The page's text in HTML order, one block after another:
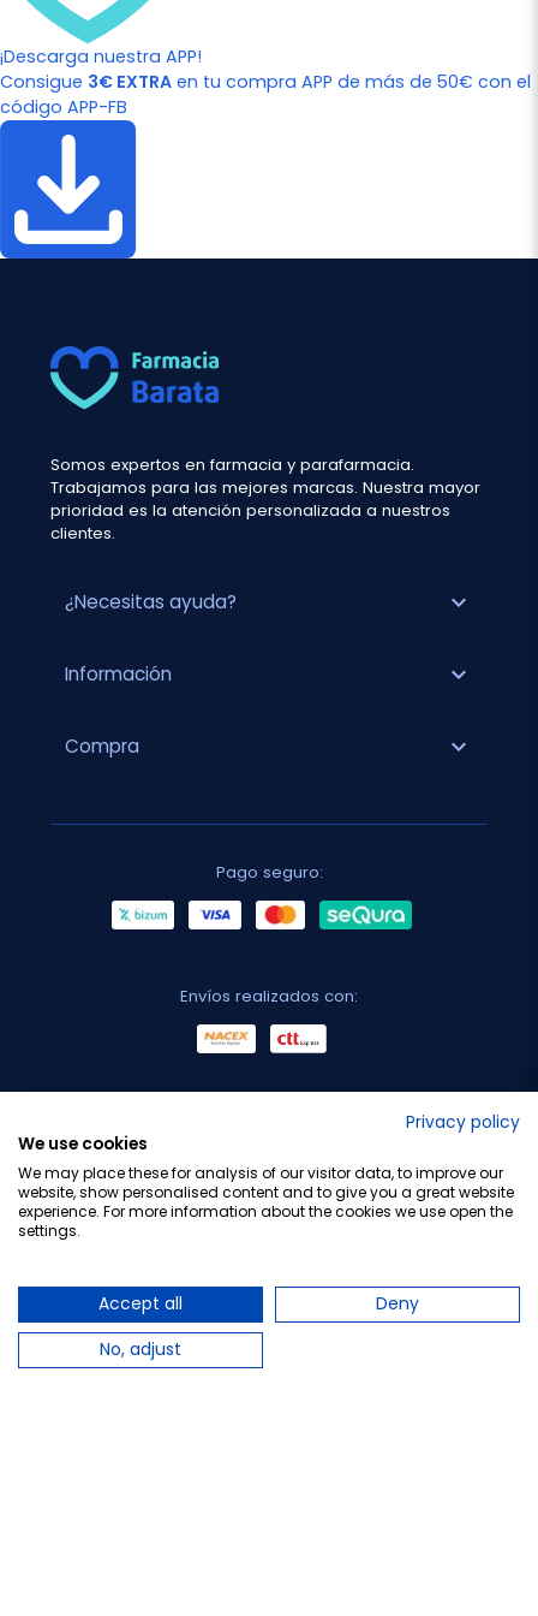
¡Descarga nuestra APP!
Consigue 3€ EXTRA en tu compra APP de más de 50€ con el
código APP-FB
Somos expertos en farmacia y parafarmacia.
Trabajamos para las mejores marcas. Nuestra mayor
prioridad es la atención personalizada a nuestros
clientes.
¿Necesitas ayuda? expand_more
Información expand_more
Compra expand_more
Pago seguro:
Envíos realizados con:
Privacy policy
We use cookies
We may place these for analysis of our visitor data, to improve our
website, show personalised content and to give you a great website
experience. For more information about the cookies we use open the
settings.
Accept all
Deny
No, adjust